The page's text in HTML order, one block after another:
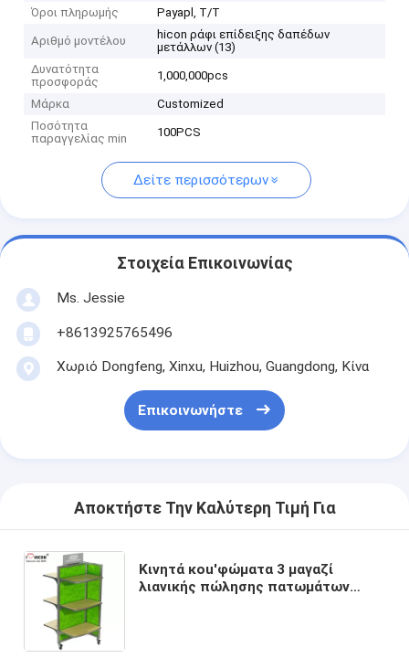
Όροι πληρωμής
Payapl, T/T
Αριθμό μοντέλου
hicon ράφι επίδειξης δαπέδων
μετάλλων (13)
Δυνατότητα
προσφοράς
1,000,000pcs
Μάρκα
Customized
Ποσότητα
παραγγελίας min
100PCS
Δείτε περισσότερων
Στοιχεία Επικοινωνίας
Ms. Jessie
+8613925765496
Χωριό Dongfeng, Xinxu, Huizhou, Guangdong, Κίνα
Επικοινωνήστε
Αποκτήστε Την Καλύτερη Τιμή Για
Κινητά κοu'φώματα 3 μαγαζί
λιανικής πώλησης πατωμάτων